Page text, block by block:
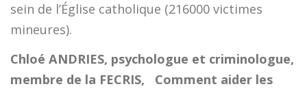
sein de l’Église catholique (216000 victimes
mineures).
Chloé ANDRIES, psychologue et criminologue,
membre de la FECRIS, Comment aider les